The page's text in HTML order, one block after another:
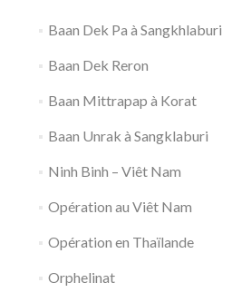
Baan Dek Pa à Sangkhlaburi
Baan Dek Reron
Baan Mittrapap à Korat
Baan Unrak à Sangklaburi
Ninh Binh – Viêt Nam
Opération au Viêt Nam
Opération en Thaïlande
Orphelinat